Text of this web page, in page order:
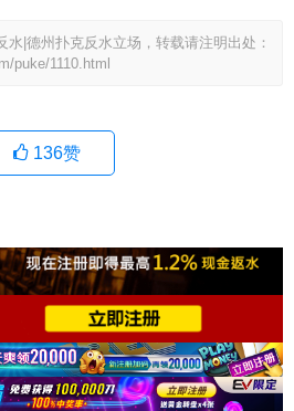
|德州扑克反水立场，转载请注明出处：
puke/1110.html
136赞